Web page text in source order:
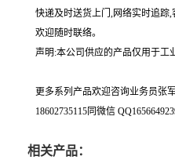
快递及时送货上门,网络实时追踪
欢迎随时联络。
声明:本公司供应的产品仅用于工
更多系列产品欢迎咨询业务员张
18602735115同微信
相关产品：